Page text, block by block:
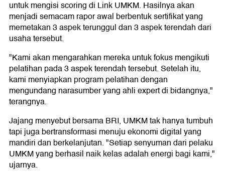
untuk mengisi scoring di Link UMKM. Hasilnya akan
menjadi semacam rapor awal berbentuk sertifikat yang
memetakan 3 aspek terunggul dan 3 aspek terendah dari
usaha tersebut.
"Kami akan mengarahkan mereka untuk fokus mengikuti
pelatihan pada 3 aspek terendah tersebut. Setelah itu,
kami menyiapkan program pelatihan dengan
mengundang narasumber yang ahli expert di bidangnya,"
terangnya.
Jajang menyebut bersama BRI, UMKM tak hanya tumbuh
tapi juga bertransformasi menuju ekonomi digital yang
mandiri dan berkelanjutan. "Setiap senyuman dari pelaku
UMKM yang berhasil naik kelas adalah energi bagi kami,"
ujarnya.